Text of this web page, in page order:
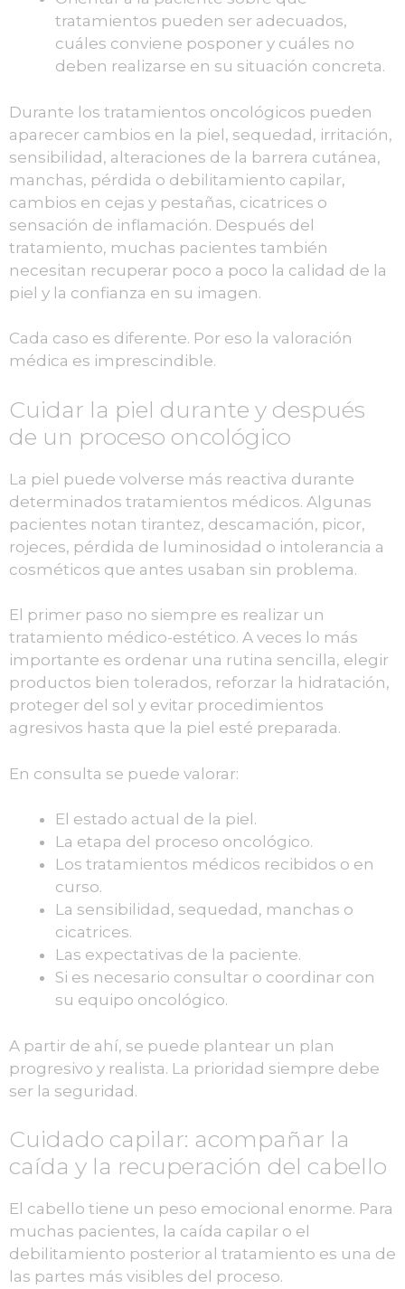
tratamientos pueden ser adecuados,
cuáles conviene posponer y cuáles no
deben realizarse en su situación concreta.
Durante los tratamientos oncológicos pueden
aparecer cambios en la piel, sequedad, irritación,
sensibilidad, alteraciones de la barrera cutánea,
manchas, pérdida o debilitamiento capilar,
cambios en cejas y pestañas, cicatrices o
sensación de inflamación. Después del
tratamiento, muchas pacientes también
necesitan recuperar poco a poco la calidad de la
piel y la confianza en su imagen.
Cada caso es diferente. Por eso la valoración
médica es imprescindible.
Cuidar la piel durante y después
de un proceso oncológico
La piel puede volverse más reactiva durante
determinados tratamientos médicos. Algunas
pacientes notan tirantez, descamación, picor,
rojeces, pérdida de luminosidad o intolerancia a
cosméticos que antes usaban sin problema.
El primer paso no siempre es realizar un
tratamiento médico-estético. A veces lo más
importante es ordenar una rutina sencilla, elegir
productos bien tolerados, reforzar la hidratación,
proteger del sol y evitar procedimientos
agresivos hasta que la piel esté preparada.
En consulta se puede valorar:
El estado actual de la piel.
La etapa del proceso oncológico.
Los tratamientos médicos recibidos o en
curso.
La sensibilidad, sequedad, manchas o
cicatrices.
Las expectativas de la paciente.
Si es necesario consultar o coordinar con
su equipo oncológico.
A partir de ahí, se puede plantear un plan
progresivo y realista. La prioridad siempre debe
ser la seguridad.
Cuidado capilar: acompañar la
caída y la recuperación del cabello
El cabello tiene un peso emocional enorme. Para
muchas pacientes, la caída capilar o el
debilitamiento posterior al tratamiento es una de
las partes más visibles del proceso.